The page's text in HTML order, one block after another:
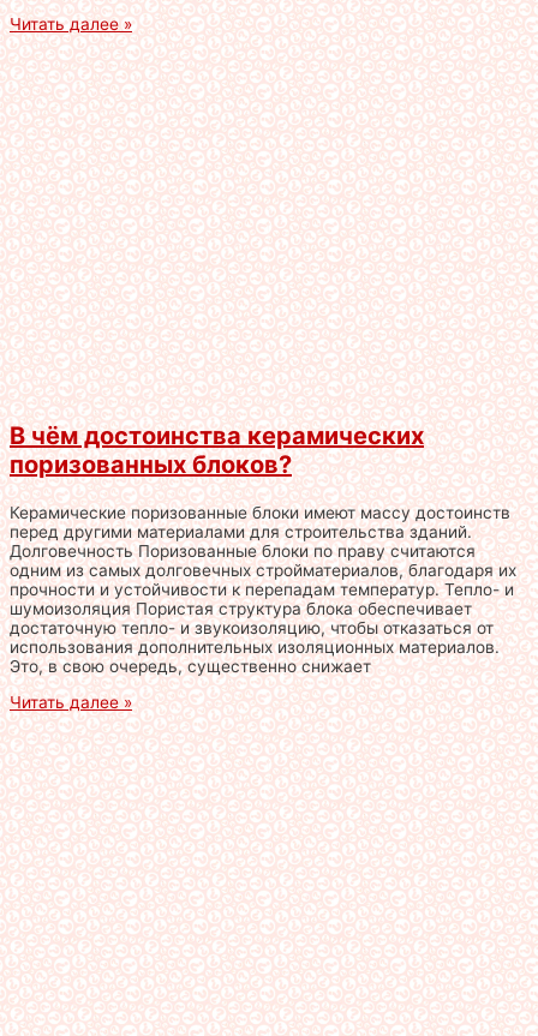
Читать далее »
В чём достоинства керамических
поризованных блоков?
Керамические поризованные блоки имеют массу достоинств
перед другими материалами для строительства зданий.
Долговечность Поризованные блоки по праву считаются
одним из самых долговечных стройматериалов, благодаря их
прочности и устойчивости к перепадам температур. Тепло- и
шумоизоляция Пористая структура блока обеспечивает
достаточную тепло- и звукоизоляцию, чтобы отказаться от
использования дополнительных изоляционных материалов.
Это, в свою очередь, существенно снижает
Читать далее »